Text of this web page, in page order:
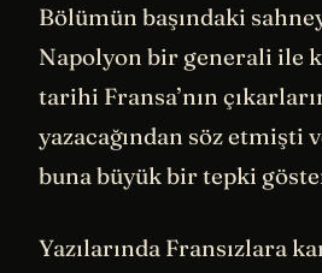
Bölümün başındaki
Napolyon bir generali ile
tarihi Fransa’nın
yazacağından söz etmişti
buna büyük bir tepki
Yazılarında Fransızlara